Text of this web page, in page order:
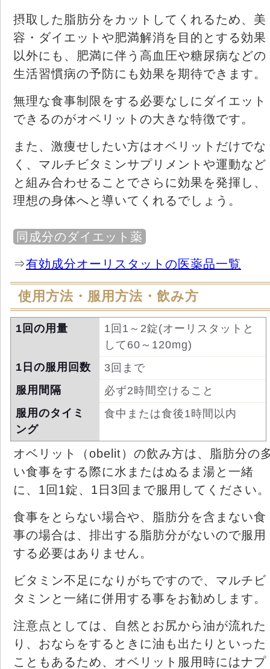
摂取した脂肪分をカットしてくれるため、美
容・ダイエットや肥満解消を目的とする効果
以外にも、肥満に伴う高血圧や糖尿病などの
生活習慣病の予防にも効果を期待できます。
無理な食事制限をする必要なしにダイエット
できるのがオベリットの大きな特徴です。
また、激痩せしたい方はオベリットだけでな
く、マルチビタミンサプリメントや運動など
と組み合わせることでさらに効果を発揮し、
理想の身体へと導いてくれるでしょう。
同成分のダイエット薬
⇒有効成分オーリスタットの医薬品一覧
使用方法・服用方法・飲み方
1回の用量
1回1～2錠(オーリスタットと
して60～120mg)
1日の服用回数
3回まで
服用間隔
必ず2時間空けること
服用のタイミ
ング
食中または食後1時間以内
オベリット（obelit）の飲み方は、脂肪分の
い食事をする際に水またはぬるま湯と一緒
に、1回1錠、1日3回まで服用してください。
食事をとらない場合や、脂肪分を含まない食
事の場合は、排出する脂肪分がないので服用
する必要はありません。
ビタミン不足になりがちですので、マルチビ
タミンと一緒に併用する事をお勧めします。
注意点としては、自然とお尻から油が流れた
り、おならをするときに油も出たりといった
こともあるため、オベリット服用時にはナプ